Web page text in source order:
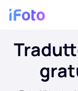
Login
Editor di foto AI